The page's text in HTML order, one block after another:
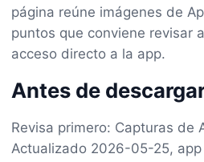
página reúne imágenes de
puntos que conviene revisar
acceso directo a la app.
Antes de
Revisa primero: Capturas de
Actualizado 2026-05-25,